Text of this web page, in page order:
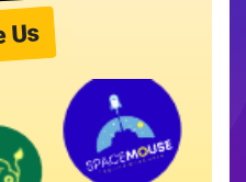
Us